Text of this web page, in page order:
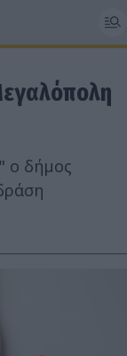
ο δήμος